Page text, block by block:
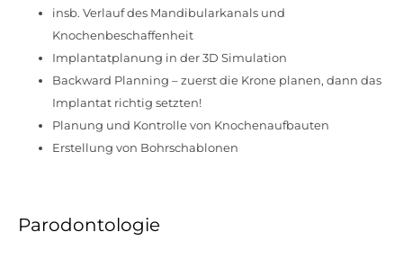
insb. Verlauf des Mandibularkanals und
Knochenbeschaffenheit
Implantatplanung in der 3D Simulation
Backward Planning – zuerst die Krone planen, dann das
Implantat richtig setzten!
Planung und Kontrolle von Knochenaufbauten
Erstellung von Bohrschablonen
Parodontologie